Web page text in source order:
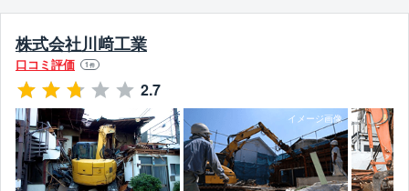
株式会社川﨑工業
口コミ評価 1 件
2.7